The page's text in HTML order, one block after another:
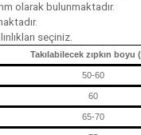
olarak bulunmaktadır.
seçiniz.
Takılabilecek zıpkın boyu
50-60
60
65-70